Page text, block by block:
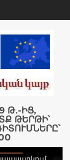
Թ․-ԻՑ,
ԹԵՐԹԻ՝